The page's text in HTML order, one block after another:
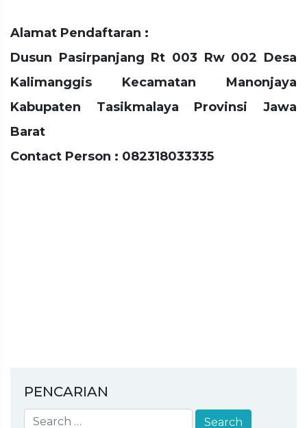
Alamat Pendaftaran :
Dusun Pasirpanjang Rt 003 Rw 002 Desa
Kalimanggis Kecamatan Manonjaya
Kabupaten Tasikmalaya Provinsi Jawa
Barat
Contact Person : 082318033335
PENCARIAN